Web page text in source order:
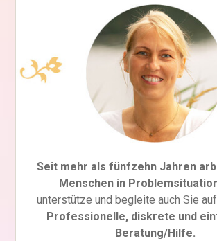
Seit mehr als fünfzehn Jahren
Menschen in
unterstütze und begleite auch Sie
Professionelle, diskrete und
Beratung/Hilfe.